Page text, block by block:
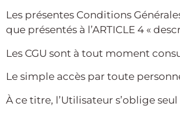
Les présentes Conditions
que présentés à l’ARTICLE 4 «
Les CGU sont à tout moment
Le simple accès par toute
À ce titre, l’Utilisateur s’oblige